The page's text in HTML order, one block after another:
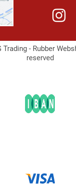
Trading - Rubber
reserved